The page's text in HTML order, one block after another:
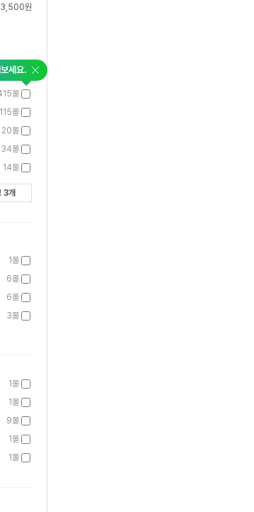
3,500원
세요. 닫
기
몰
115몰
20몰
몰
14몰
3개
1몰
6몰
6몰
3몰
1몰
1몰
9몰
1몰
1몰